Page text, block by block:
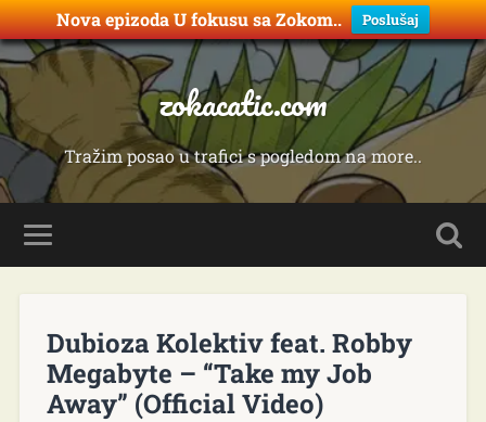
Nova epizoda U fokusu sa Zokom.. Poslušaj
zokacatic.com
Tražim posao u trafici s pogledom na more..
Dubioza Kolektiv feat. Robby
Megabyte – “Take my Job
Away” (Official Video)